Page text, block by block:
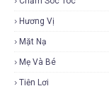
Hương Vị
Mặt Nạ
Mẹ Và Bé
Tiện Lợi